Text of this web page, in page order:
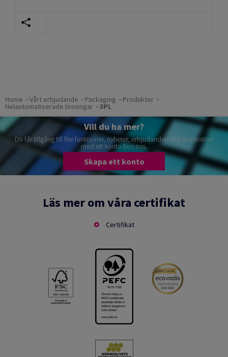
Home Vårt erbjudande Packaging Produkter
Helautomatiserade lösningar 3PL
Vill du ha mer?
Du får tillgång till fler funktioner, nyheter, erbjudanden och inspiration
med ett konto hos oss.
Skapa ett konto
Läs mer om våra certifikat
Certifikat